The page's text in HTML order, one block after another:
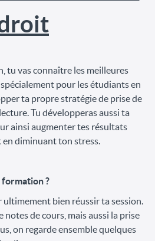
tu vas connaître les meilleures
pour les étudiants en
ta propre stratégie de prise de
Tu développeras aussi ta
ainsi augmenter tes résultats
diminuant ton stress.
?
ultimement bien réussir ta session.
notes de cours, mais aussi la prise
on regarde ensemble quelques